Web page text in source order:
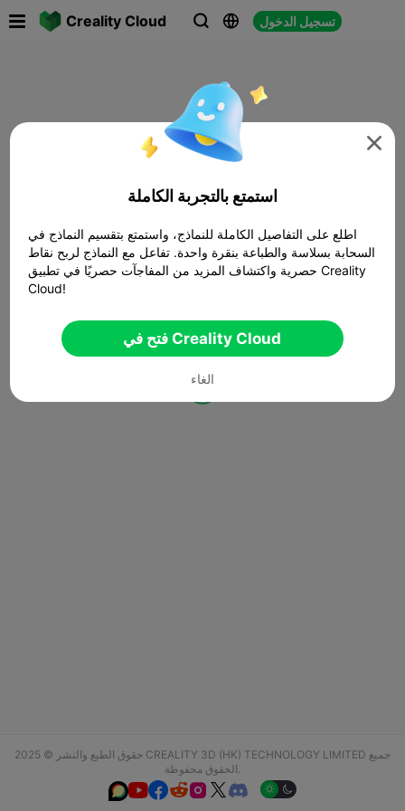
Creality Cloud   تسجيل الدخول
حقوق الطبع والنشر © 2025 CREALITY 3D (HK) TECHNOLOGY LIMITED جميع
الحقوق محفوظة.
  

استمتع بالتجربة الكاملة
اطلع على التفاصيل الكاملة للنماذج، واستمتع بتقسيم النماذج في
السحابة بسلاسة والطباعة بنقرة واحدة. تفاعل مع النماذج لربح نقاط
حصرية واكتشاف المزيد من المفاجآت حصريًا في تطبيق Creality
Cloud!
فتح في Creality Cloud
الغاء